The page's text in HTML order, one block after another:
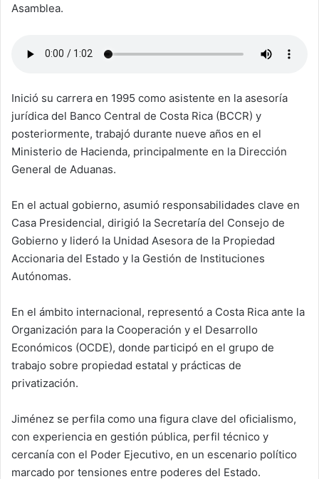
Asamblea.
Inició su carrera en 1995 como asistente en la asesoría
jurídica del Banco Central de Costa Rica (BCCR) y
posteriormente, trabajó durante nueve años en el
Ministerio de Hacienda, principalmente en la Dirección
General de Aduanas.
En el actual gobierno, asumió responsabilidades clave en
Casa Presidencial, dirigió la Secretaría del Consejo de
Gobierno y lideró la Unidad Asesora de la Propiedad
Accionaria del Estado y la Gestión de Instituciones
Autónomas.
En el ámbito internacional, representó a Costa Rica ante la
Organización para la Cooperación y el Desarrollo
Económicos (OCDE), donde participó en el grupo de
trabajo sobre propiedad estatal y prácticas de
privatización.
Jiménez se perfila como una figura clave del oficialismo,
con experiencia en gestión pública, perfil técnico y
cercanía con el Poder Ejecutivo, en un escenario político
marcado por tensiones entre poderes del Estado.